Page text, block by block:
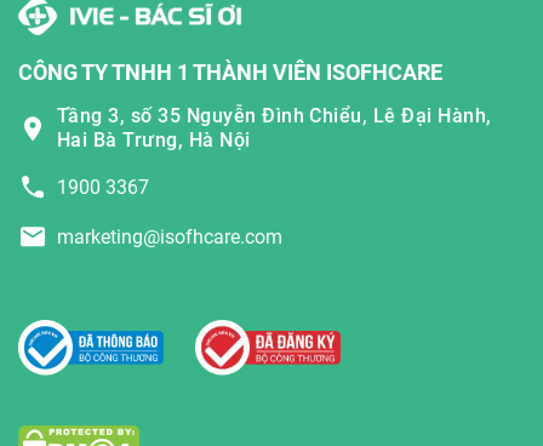
CÔNG TY TNHH 1 THÀNH VIÊN ISOFHCARE
Tầng 3, số 35 Nguyễn Đình Chiểu, Lê Đại Hành,
Hai Bà Trưng, Hà Nội
1900 3367
marketing@isofhcare.com